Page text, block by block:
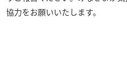
古代遺跡募集板
協力をお願いいたします。